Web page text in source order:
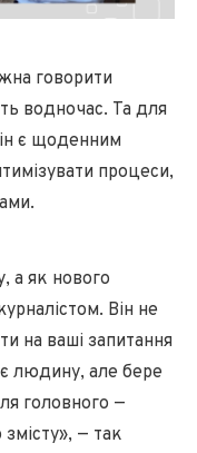
говорити
водночас. Та для
є щоденним
процеси,
а як нового
Він не
на ваші запитання
людину, але бере
головного —
— так